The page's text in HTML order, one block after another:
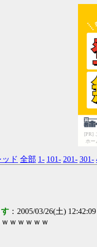
[PR]
ホー
ド 全部 1- 101- 201- 301-
：2005/03/26(土)
ｗｗｗｗｗ